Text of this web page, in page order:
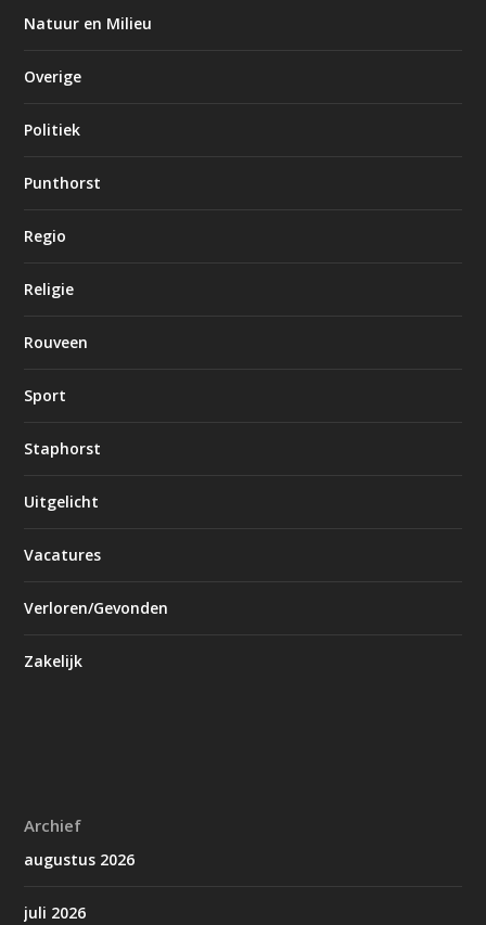
Natuur en Milieu
Overige
Politiek
Punthorst
Regio
Religie
Rouveen
Sport
Staphorst
Uitgelicht
Vacatures
Verloren/Gevonden
Zakelijk
Archief
augustus 2026
juli 2026